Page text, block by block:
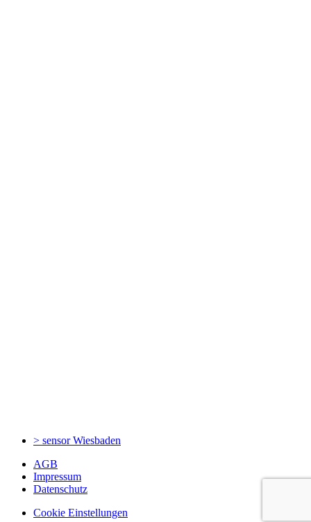
> sensorWiesbaden
AGB
Impressum
Datenschutz
Cookie Einstellungen